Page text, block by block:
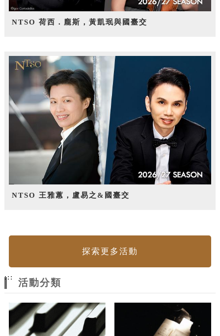
NTSO 荷西．龐斯，黃凱珉與國臺交
NTSO 王雅蕙，盧易之&國臺交
探索更多活動
:::
活動分類